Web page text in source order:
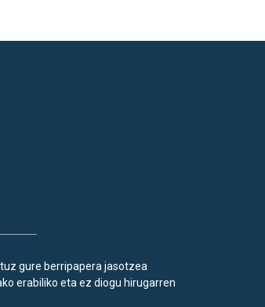
gure berripapera jasotzea
erabiliko eta ez diogu hirugarren